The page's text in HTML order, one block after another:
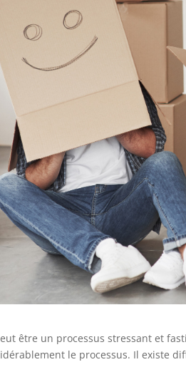
être un processus stressant et
le processus. Il existe